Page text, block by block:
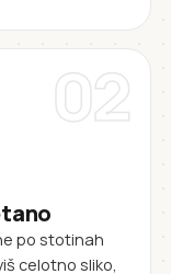
02
po stotinah
celotno sliko,